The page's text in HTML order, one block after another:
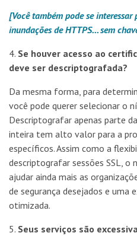
[Você também pode se interessar
inundações de HTTPS... sem
4. Se houver acesso ao
deve ser descriptografada?
Da mesma forma, para
você pode querer selecionar o
Descriptografar apenas parte
inteira tem alto valor para a
específicos. Assim como a
descriptografar sessões SSL, o
ajudar ainda mais as
de segurança desejados e uma
otimizada.
5. Seus serviços são